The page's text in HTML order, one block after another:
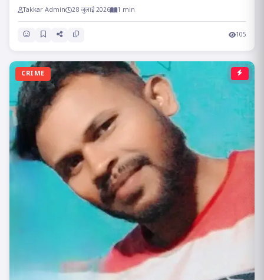
Takkar Admin 28 जुलाई 2026 1 min
105
CRIME